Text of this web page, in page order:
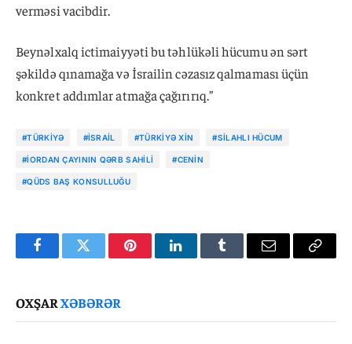
verməsi vacibdir.
Beynəlxalq ictimaiyyəti bu təhlükəli hücumu ən sərt
şəkildə qınamağa və İsrailin cəzasız qalmaması üçün
konkret addımlar atmağa çağırırıq.”
#TÜRKIYƏ #İSRAIL #TÜRKIYƏ XİN #SILAHLI HÜCUM
#İORDAN ÇAYININ QƏRB SAHILI #CENIN
#QÜDS BAŞ KONSULLUĞU
FacebookTwitter PinterestLinkedInTumblr Email
Copy
OXŞARXƏBƏRƏR